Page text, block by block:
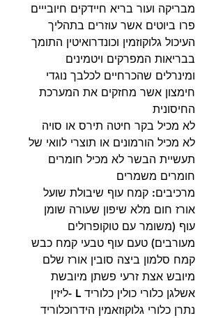
מבריקה ועור בריא חיידקים חיובייים
פרו ביוטים אשר עוזרים בתהליך
העיכול גלוקוזמין וכונדרואיטין התומך
בבריאות המפרקים ויטמינים
ומינרלים שהכרחיים לכלבך נוגדי
חימצון אשר מחזקים את המערכת
החיסונית
לא מכיל בקר חיטה תירס או סויה
לא מכיל הורמונים או תוצרי לוואי של
תעשיית הבשר לא מכיל חומרים
חומרים משמרים
מרכיבים: קמח עוף שיבולת שועל
אורז חום מלא שיפון שעורה שומן
עוף (משומר עם טוקופרולים
מעורבים) טעם עוף טבעי קמח כבש
קמח סלמון ביצה סובין אורז שלם
מיובש אצת זרעי פשתן מיובשת
אשלגן כלורי כולין כלוריד L -ליזין
נתרן כלורי גלוקוזאמין הידרוכלוריד